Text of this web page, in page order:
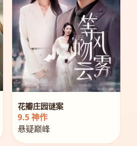
花瓣庄园谜案
9.5 神作
悬疑巅峰